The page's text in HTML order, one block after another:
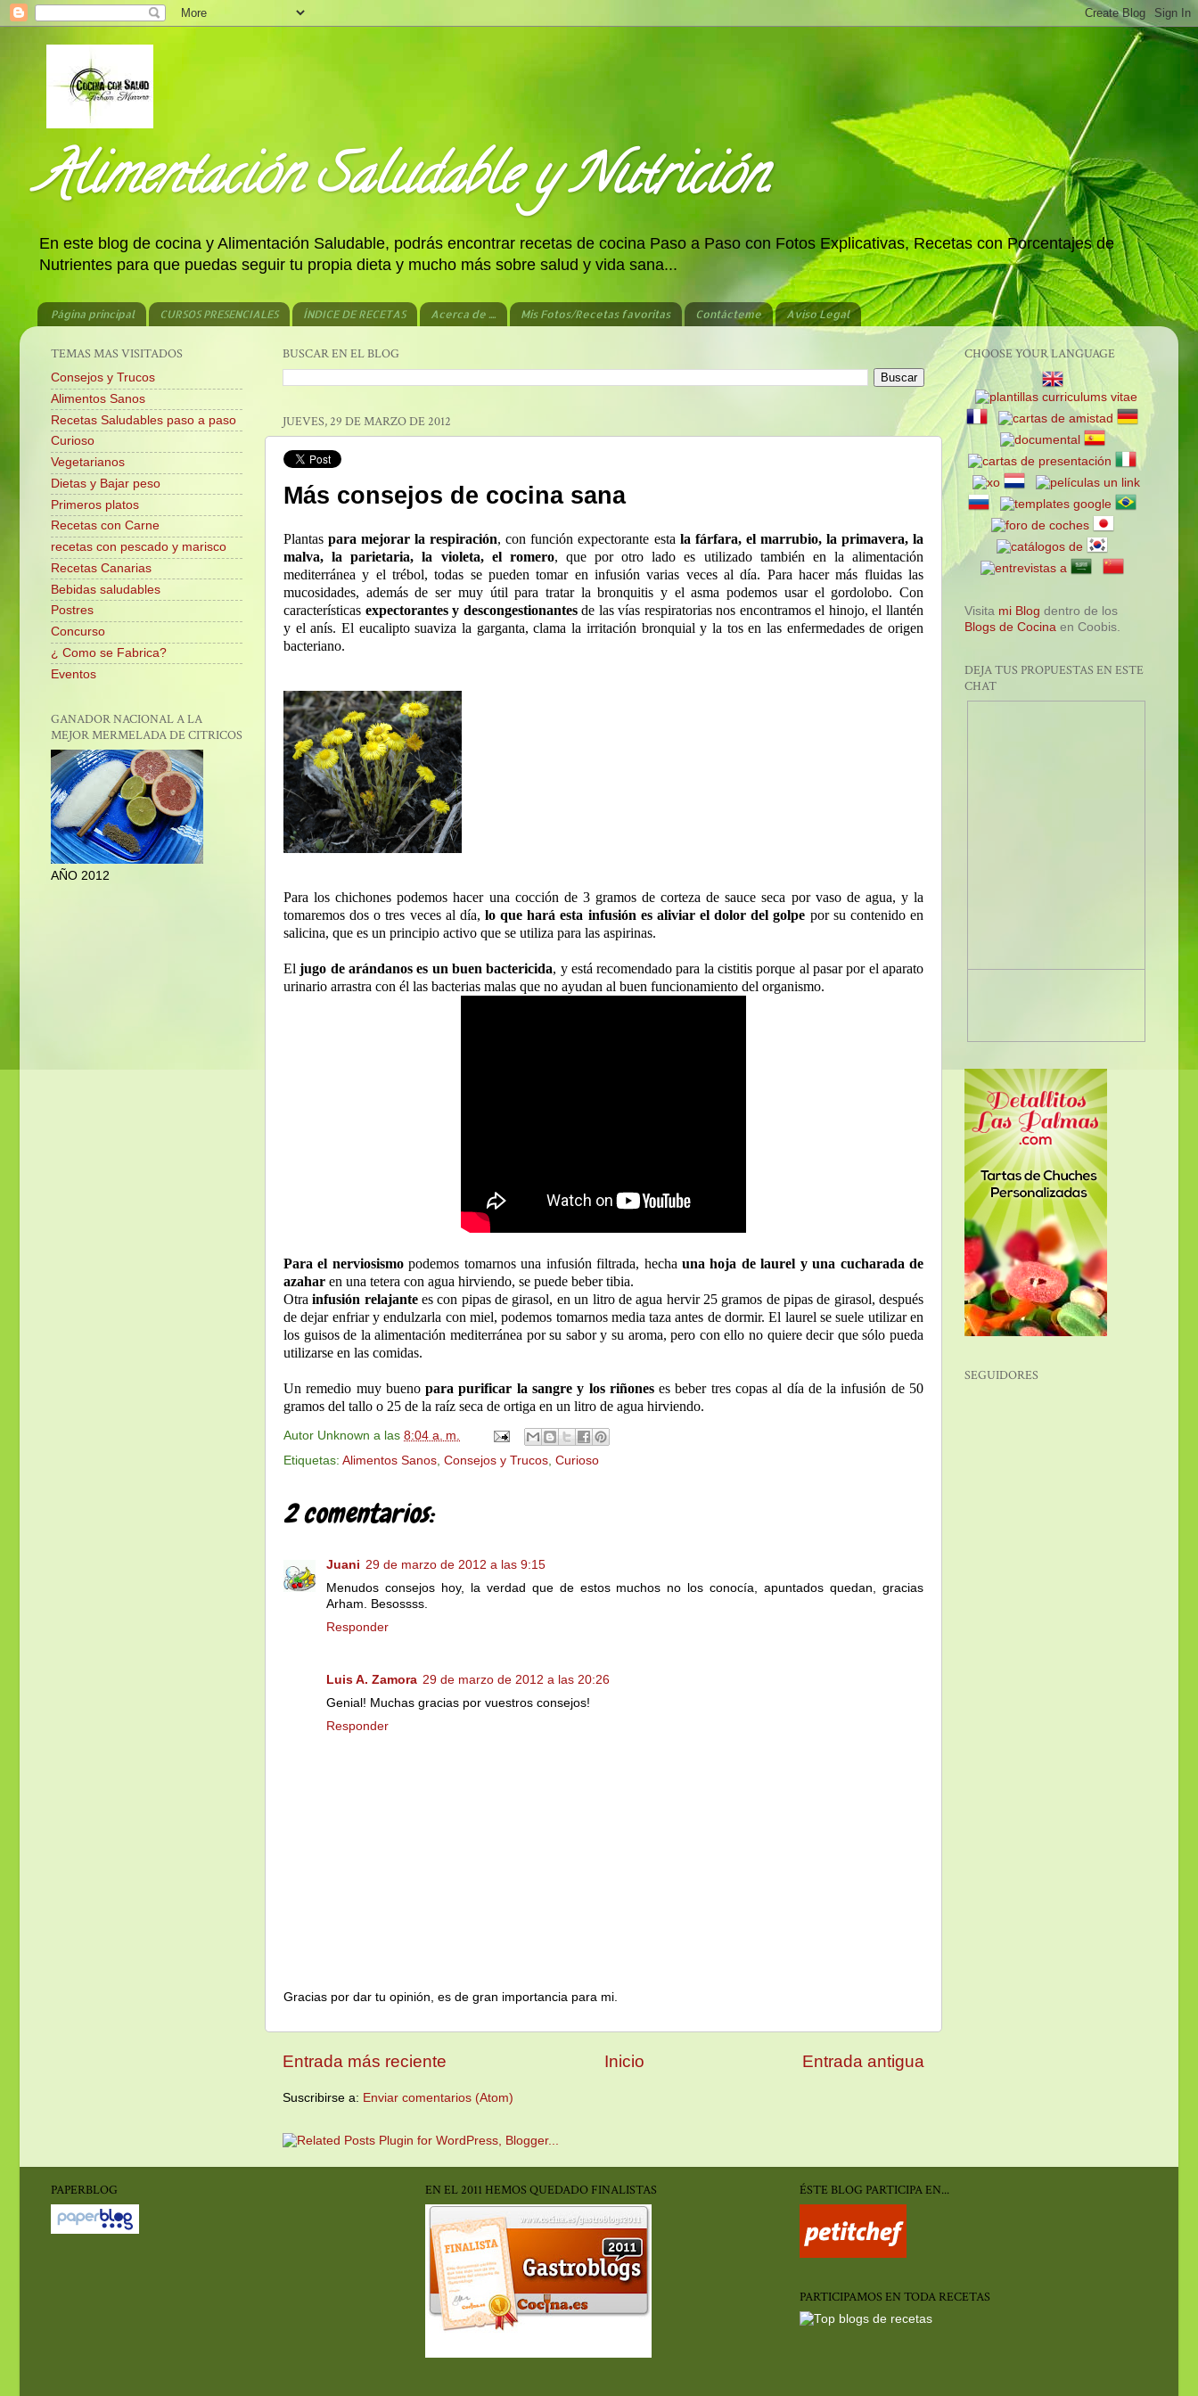
Alimentación Saludable y Nutrición.
En este blog de cocina y Alimentación Saludable, podrás encontrar recetas de cocina Paso a Paso con Fotos Explicativas, Recetas con Porcentajes de
Nutrientes para que puedas seguir tu propia dieta y mucho más sobre salud y vida sana...
Página principal CURSOS PRESENCIALES ÍNDICE DE RECETAS Acerca de .... Mis Fotos/Recetas favoritas Contácteme Aviso Legal
BUSCAR EN EL BLOG
JUEVES, 29 DE MARZO DE 2012
Más consejos de cocina sana
Plantaspara mejorar la respiración, con función expectorante esta la fárfara, el marrubio, la primavera, la
malva, la parietaria, la violeta, el romero, que por otro lado es utilizado también en la alimentación
mediterránea y el trébol, todas se pueden tomar en infusión varias veces al día. Para hacer más fluidas las
mucosidades, además de ser muy útil para tratar la bronquitis y el asma podemos usar el gordolobo. Con
características expectorantes y descongestionantesde las vías respiratorias nos encontramos el hinojo, el llantén
y el anís. El eucalipto suaviza la garganta, clama la irritación bronquial y la tos en las enfermedades de origen
bacteriano.
Para los chichones podemos hacer una cocción de 3 gramos de corteza de sauce seca por vaso de agua, y la
tomaremos dos o tres veces al día, lo que hará esta infusión es aliviar el dolor del golpe por su contenido en
salicina, que es un principio activo que se utiliza para las aspirinas.
Eljugo de arándanos es un buen bactericida, y está recomendado para la cistitis porque al pasar por el aparato
urinario arrastra con él las bacterias malas que no ayudan al buen funcionamiento del organismo.
Para el nerviosismopodemos tomarnos una infusión filtrada, hecha una hoja de laurel y una cucharada de
azahar en una tetera con agua hirviendo, se puede beber tibia.
Otra infusión relajantees con pipas de girasol, en un litro de agua hervir 25 gramos de pipas de girasol, después
de dejar enfriar y endulzarla con miel, podemos tomarnos media taza antes de dormir. El laurel se suele utilizar en
los guisos de la alimentación mediterránea por su sabor y su aroma, pero con ello no quiere decir que sólo pueda
utilizarse en las comidas.
Un remedio muy buenopara purificar la sangre y los riñoneses beber tres copas al día de la infusión de 50
gramos del tallo o 25 de la raíz seca de ortiga en un litro de agua hirviendo.
Autor Unknown a las 8:04 a. m.
Etiquetas: Alimentos Sanos Consejos y Trucos Curioso
2 comentarios:
Juani 29 de marzo de 2012 a las 9:15
Menudos consejos hoy, la verdad que de estos muchos no los conocía, apuntados quedan, gracias
Arham. Besossss.
Responder
Luis A. Zamora 29 de marzo de 2012 a las 20:26
Genial! Muchas gracias por vuestros consejos!
Responder
Gracias por dar tu opinión, es de gran importancia para mi.
Entrada más reciente Entrada antigua
Inicio
Suscribirse a: Enviar comentarios (Atom)
TEMAS MAS VISITADOS
Consejos y Trucos
Alimentos Sanos
Recetas Saludables paso a paso
Curioso
Vegetarianos
Dietas y Bajar peso
Primeros platos
Recetas con Carne
recetas con pescado y marisco
Recetas Canarias
Bebidas saludables
Postres
Concurso
¿ Como se Fabrica?
Eventos
GANADOR NACIONAL A LA
MEJOR MERMELADA DE CITRICOS
AÑO 2012
CHOOSE YOUR LANGUAGE
Visita mi Blog dentro de los
Blogs de Cocina en Coobis.
DEJA TUS PROPUESTAS EN ESTE
CHAT
SEGUIDORES
PAPERBLOG EN EL 2011 HEMOS QUEDADO FINALISTAS ÉSTE BLOG PARTICIPA EN...
PARTICIPAMOS EN TODA RECETAS